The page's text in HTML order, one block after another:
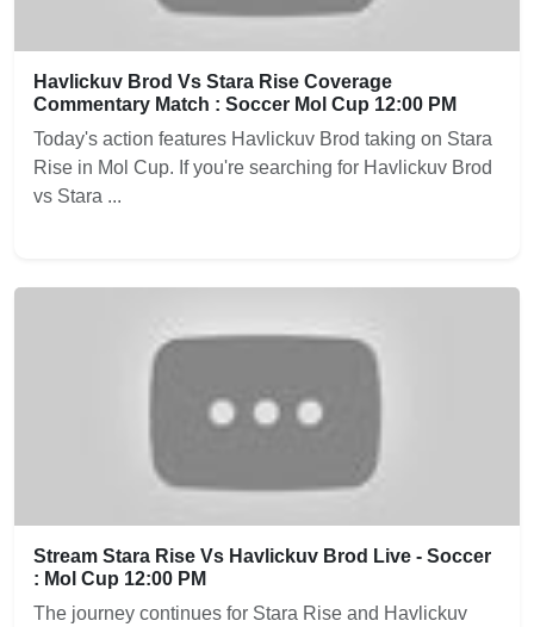
Havlickuv Brod Vs Stara Rise Coverage
Commentary Match : Soccer Mol Cup 12:00 PM
Today's action features Havlickuv Brod taking on Stara
Rise in Mol Cup. If you're searching for Havlickuv Brod
vs Stara ...
Stream Stara Rise Vs Havlickuv Brod Live - Soccer
: Mol Cup 12:00 PM
The journey continues for Stara Rise and Havlickuv